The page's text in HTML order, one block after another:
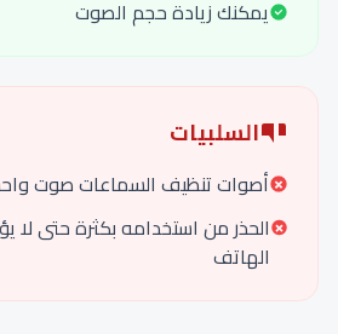
يمكنك زيادة حجم الصوت
السلبيات
أصوات تنظيف السماعات صوت
الحذر من استخدامه بكثرة حتى لا
الهاتف